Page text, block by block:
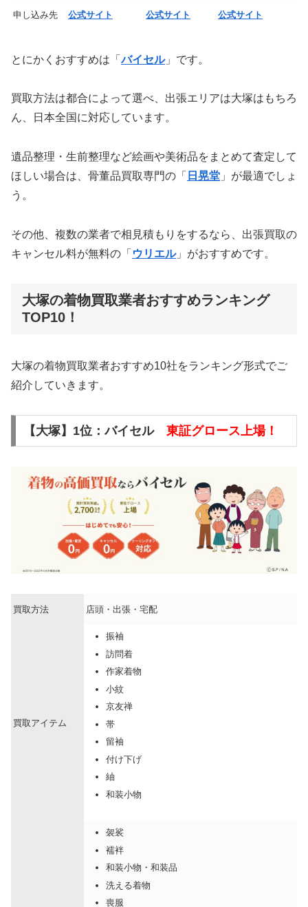
申し込み先 公式サイト 公式サイト 公式サイト
とにかくおすすめは「バイセル」です。
買取方法は都合によって選べ、出張エリアは大塚はもちろ
ん、日本全国に対応しています。
遺品整理・生前整理など絵画や美術品をまとめて査定して
ほしい場合は、骨董品買取専門の「 日晃堂 」が最適でしょ
う。
その他、複数の業者で相見積もりをするなら、出張買取の
キャンセル料が無料の「 ウリエル」がおすすめです。
大塚の着物買取業者おすすめランキング
TOP10！
大塚の着物買取業者おすすめ10社をランキング形式でご
紹介していきます。
【大塚】1位：バイセル 東証グロース上場！
買取方法 店頭・出張・宅配
買取アイテム
振袖
訪問着
作家着物
小紋
京友禅
帯
留袖
付け下げ
紬
和装小物
袈裟
襦袢
和装小物・和装品
洗える着物
喪服